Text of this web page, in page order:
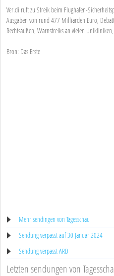
Ver.di ruft zu Streik beim Flughafen-
Ausgaben von rund 477 Milliarden Euro,
Rechtsaußen, Warnstreiks an vielen
Bron: Das Erste
Mehr sendingen von Tagesschau
Sendung verpasst auf 30 Januar 2024
Sendung verpasst ARD
Letzten sendungen von